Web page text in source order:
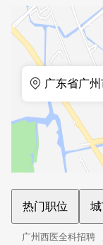
广东省广
热门职位
广州西医全科招聘